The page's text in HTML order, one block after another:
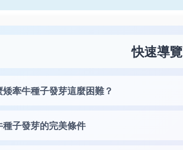
快速導覽
矮牽牛種子發芽這麼困難？
種子發芽的完美條件